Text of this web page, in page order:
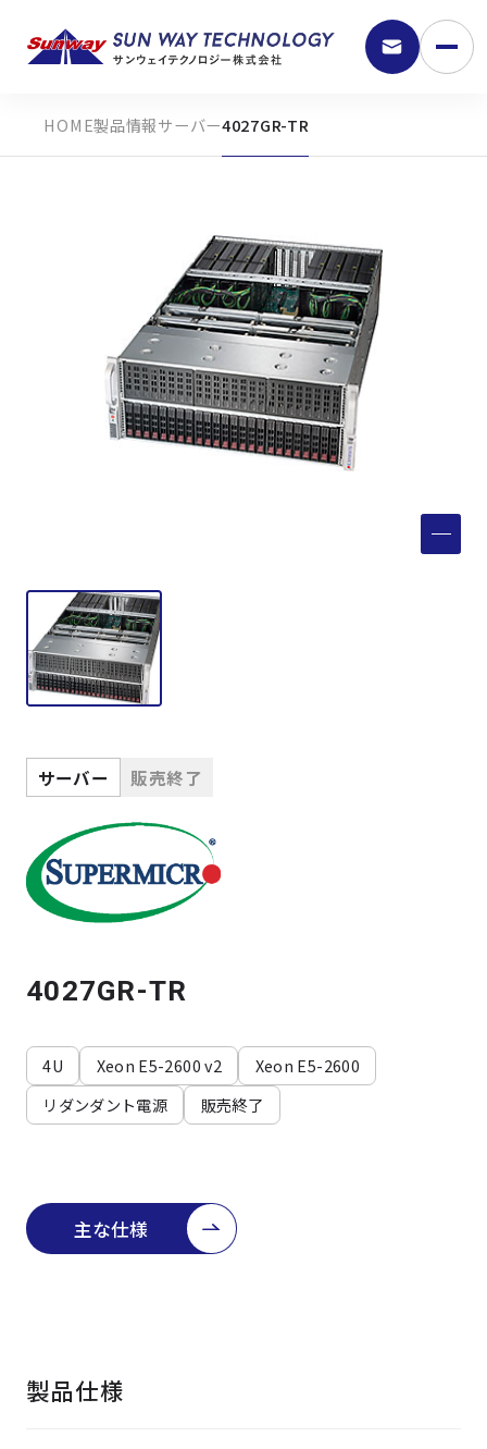
9:30 - 18:00
よくある質問
弊社の強み
サービス
サポート
会社案内
製品情報サーバー4027GR-TR
サーバー 販売終了
4027GR-TR
4U Xeon E5-2600 v2
Xeon E5-2600
リダンダント電源
販売終了
主な仕様
製品仕様